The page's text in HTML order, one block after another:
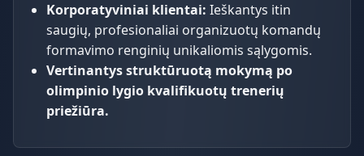
Korporatyviniai klientai: Ieškantys itin
saugių, profesionaliai organizuotų komandų
formavimo renginių unikaliomis sąlygomis.
Vertinantys struktūruotą mokymą po
olimpinio lygio kvalifikuotų trenerių
priežiūra.